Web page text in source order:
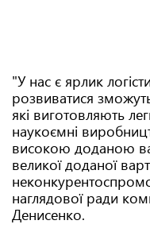
"У нас є ярлик
розвиватися
які виготовляють
наукоємні
високою доданою
великої доданої
наглядової ради
Денисенко.